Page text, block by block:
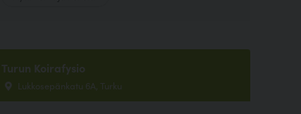
Turun Koirafysio
Lukkosepänkatu 6A, Turku